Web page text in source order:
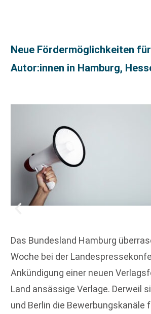
Neue Fördermöglichkeiten
Autor:innen in Hamburg,
Das Bundesland Hamburg
Woche bei der
Ankündigung einer neuen
Land ansässige Verlage. Derweil
und Berlin die Bewerbungskanäle